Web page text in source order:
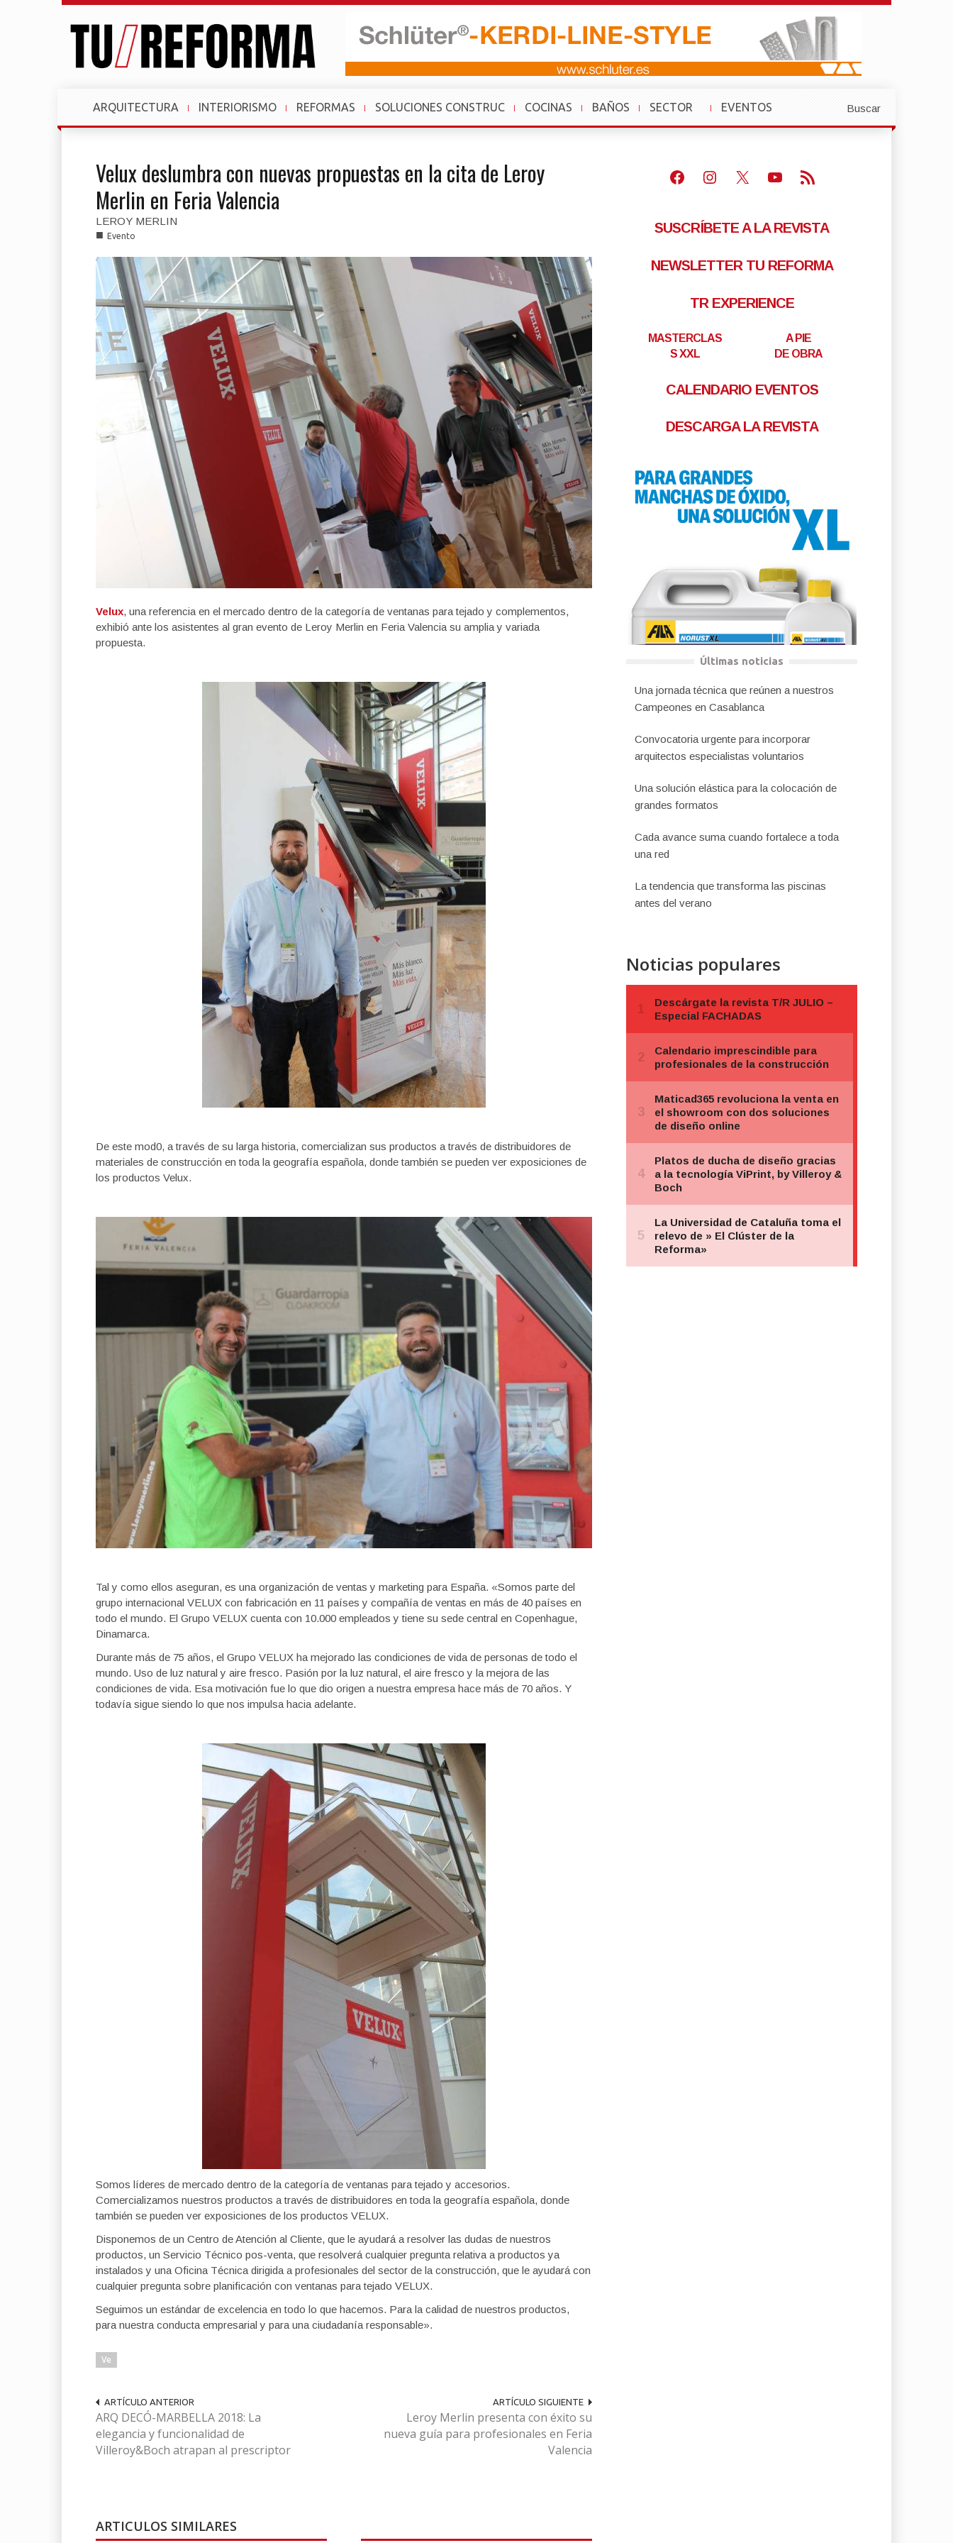
ARQUITECTURA INTERIORISMO REFORMAS SOLUCIONES CONSTRUC COCINAS BAÑOS
SECTOR
»
EVENTOS
»
Buscar
Velux deslumbra con nuevas propuestas en la cita de Leroy
Merlin en Feria Valencia
LEROY MERLIN
■ Evento
Velux, una referencia en el mercado dentro de la categoría de ventanas para tejado y complementos,
exhibió ante los asistentes al gran evento de Leroy Merlin en Feria Valencia su amplia y variada
propuesta.
De este mod0, a través de su larga historia, comercializan sus productos a través de distribuidores de
materiales de construcción en toda la geografía española, donde también se pueden ver exposiciones de
los productos Velux.
Tal y como ellos aseguran, es una organización de ventas y marketing para España. «Somos parte del
grupo internacional VELUX con fabricación en 11 países y compañía de ventas en más de 40 países en
todo el mundo. El Grupo VELUX cuenta con 10.000 empleados y tiene su sede central en Copenhague,
Dinamarca.
Durante más de 75 años, el Grupo VELUX ha mejorado las condiciones de vida de personas de todo el
mundo. Uso de luz natural y aire fresco. Pasión por la luz natural, el aire fresco y la mejora de las
condiciones de vida. Esa motivación fue lo que dio origen a nuestra empresa hace más de 70 años. Y
todavía sigue siendo lo que nos impulsa hacia adelante.
Somos líderes de mercado dentro de la categoría de ventanas para tejado y accesorios.
Comercializamos nuestros productos a través de distribuidores en toda la geografía española, donde
también se pueden ver exposiciones de los productos VELUX.
Disponemos de un Centro de Atención al Cliente, que le ayudará a resolver las dudas de nuestros
productos, un Servicio Técnico pos-venta, que resolverá cualquier pregunta relativa a productos ya
instalados y una Oficina Técnica dirigida a profesionales del sector de la construcción, que le ayudará con
cualquier pregunta sobre planificación con ventanas para tejado VELUX.
Seguimos un estándar de excelencia en todo lo que hacemos. Para la calidad de nuestros productos,
para nuestra conducta empresarial y para una ciudadanía responsable».
Ve
ARTÍCULO ANTERIOR
ARQ DECÓ-MARBELLA 2018: La
elegancia y funcionalidad de
Villeroy&Boch atrapan al prescriptor
ARTÍCULO SIGUIENTE
Leroy Merlin presenta con éxito su
nueva guía para profesionales en Feria
Valencia
ARTICULOS SIMILARES
Facebook
Instagram
X Youtube
Feed RSS
SUSCRÍBETE A LA REVISTA
NEWSLETTER TU REFORMA
TR EXPERIENCE
MASTERCLAS
S XXL
A PIE
DE OBRA
CALENDARIO EVENTOS
DESCARGA LA REVISTA
Últimas noticias
Una jornada técnica que reúnen a nuestros
Campeones en Casablanca
Convocatoria urgente para incorporar
arquitectos especialistas voluntarios
Una solución elástica para la colocación de
grandes formatos
Cada avance suma cuando fortalece a toda
una red
La tendencia que transforma las piscinas
antes del verano
Noticias populares